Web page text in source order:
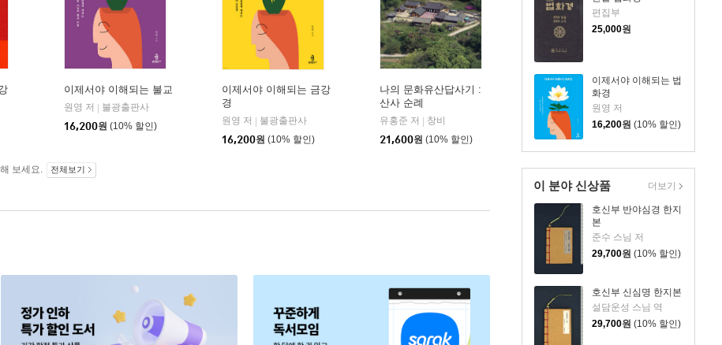
편집부
25,000원
이제서야 이해되는 법
화경
원영 저
16,200원 (10% 할인)
이 분야 신상품
호신부 반야심경 한지
본
준수 스님 저
29,700원 (10% 할인)
호신부 신심명 한지본
설담운성 스님 역
29,700원 (10% 할인)
더보기
이제서야 이해되는 불교
원영 저
불광출판사
16,200원 (10% 할인)
이제서야 이해되는 금강
경
원영 저
불광출판사
16,200원 (10% 할인)
나의 문화유산답사기 :
산사 순례
유홍준 저
창비
21,600원 (10% 할인)
보세요. 전체보기